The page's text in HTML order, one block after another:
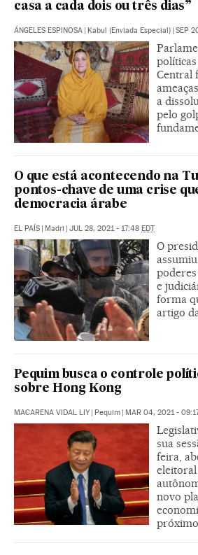
casa a cada dois ou três dias”
ÁNGELES ESPINOSA Kabul (Enviada Especial) SEP
Central
a
pelo
O que está acontecendo na
pontos-chave de uma crise
democracia árabe
EL PAÍS | Madri | JUL 28, 2021 - 17:48 EDT
O
e
forma
artigo
Pequim busca o controle
sobre Hong Kong
MACARENA VIDAL LIY | Pequim | MAR 04, 2021 -
sua
feira,
novo